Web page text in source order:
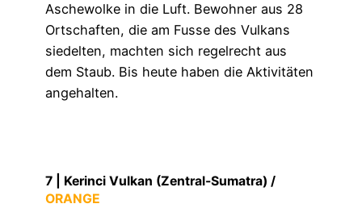
Aschewolke in die Luft. Bewohner aus 28
Ortschaften, die am Fusse des Vulkans
siedelten, machten sich regelrecht aus
dem Staub. Bis heute haben die Aktivitäten
angehalten.
7 | Kerinci Vulkan (Zentral-Sumatra) /
ORANGE